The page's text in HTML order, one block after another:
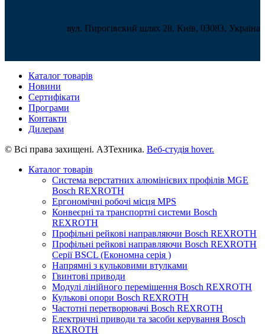
вул. Пирогівский шлях 28, Київ, 03083, Україна
Каталог товарів
Новини
Сертифікати
Програми
Контакти
Дилерам
© Всі права захищені. АЗТехника. Веб-студія hover.
Каталог товарів
Система верстатних алюмінієвих профілів MGE
Bosch REXROTH
Ергономічні робочі місця MPS
Конвеєрні та транспортні системи Bosch
REXROTH
Профільні рейкові направляючи Bosch REXROTH
Профільні рейкові направляючи Bosch REXROTH
Серії BSCL (Економна серія )
Напрямні з кульковими втулками
Гвинтові приводи
Модулі лінійного переміщення Bosch REXROTH
Кулькові опори Bosch REXROTH
Частотні перетворювачі Bosch REXROTH
Електричні приводи та засоби керування Bosch
REXROTH